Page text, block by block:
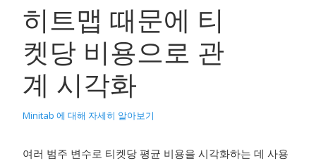
히트맵 때문에 티
켓당 비용으로 관
계 시각화
Minitab 에 대해 자세히 알아보기
여러 범주 변수로 티켓당 평균 비용을 시각화하는 데 사용